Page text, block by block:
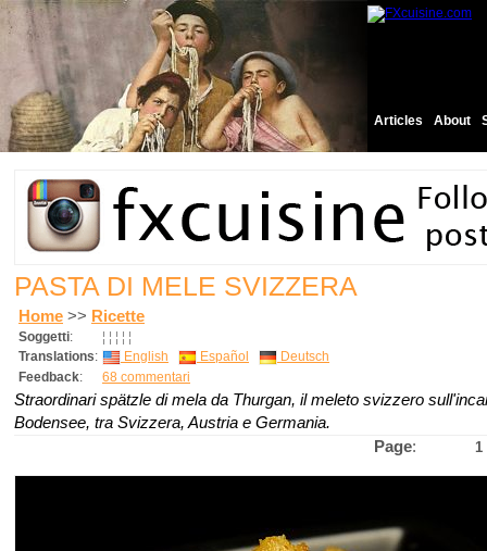
Articles About
PASTA DI MELE SVIZZERA
Home >> Ricette
Soggetti: ¦ ¦ ¦ ¦ ¦
Translations: English Español
Deutsch
Feedback: 68 commentari
Straordinari spätzle di mela da Thurgan, il meleto svizzero
Bodensee, tra Svizzera, Austria e Germania.
Page: 1